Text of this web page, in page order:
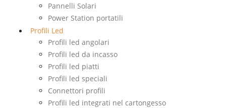
Pannelli Solari
Power Station portatili
Profili Led
Profili led angolari
Profili led da incasso
Profili led piatti
Profili led speciali
Connettori profili
Profili led integrati nel cartongesso